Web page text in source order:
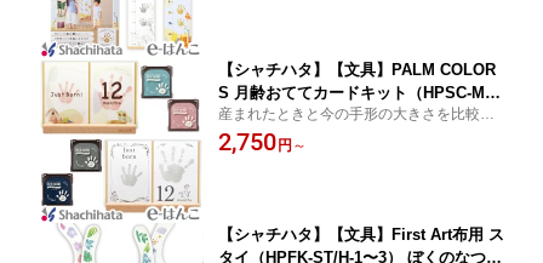
【シャチハタ】【文具】PALM COLOR
S 月齢おててカードキット（HPSC-M/H
-SGR-B〜RP） ぼくのなつやすみ 思い
出 成長記録 出産祝 結婚祝 メモリアル
産まれたときと今の手形の大きさを比較し
ながら、1年間の成長を楽しむことが出来ま
す。インキは肌にやさしく、簡単に洗い落
2,750円 ～
【シャチハタ】【文具】First Art布用 ス
タイ（HPFK-ST/H-1〜3） ぼくのなつや